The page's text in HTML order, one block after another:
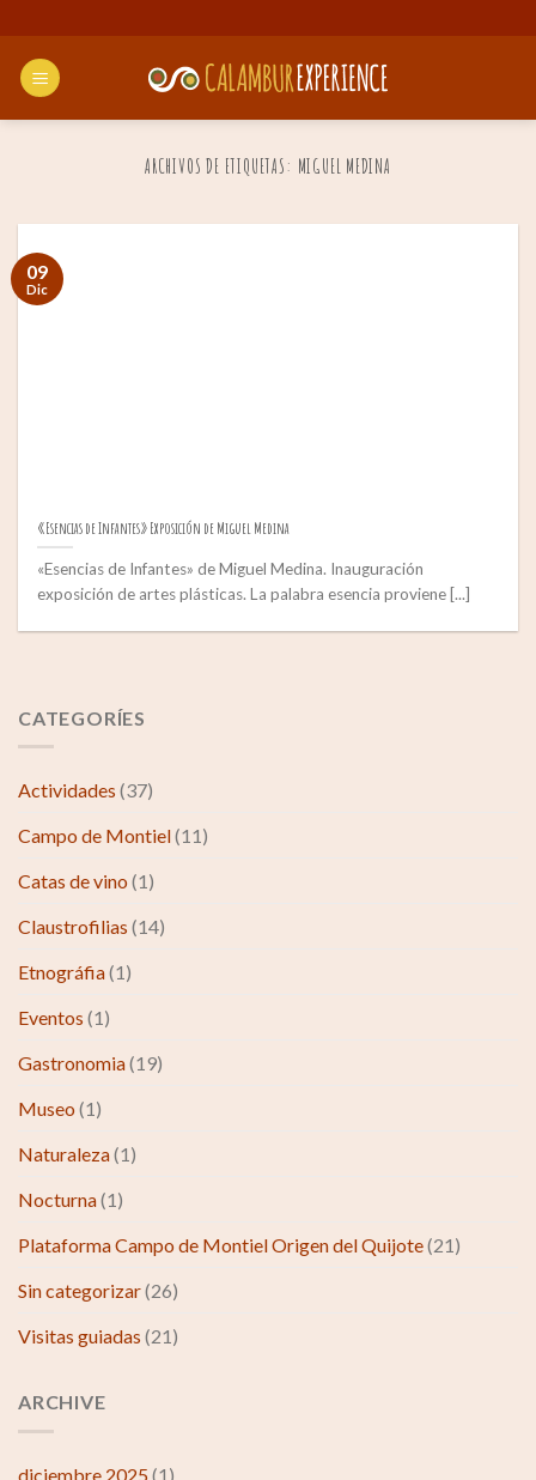
contenido
ARCHIVOS DE ETIQUETAS: MIGUEL MEDINA
«Esencias de Infantes» Exposición de Miguel Medina
«Esencias de Infantes» de Miguel Medina. Inauguración
exposición de artes plásticas. La palabra esencia proviene [...]
09
Dic
CATEGORÍES
Actividades (37)
Campo de Montiel(11)
Catas de vino (1)
Claustrofilias (14)
Etnográfia(1)
Eventos (1)
Gastronomia(19)
Museo (1)
Naturaleza(1)
Nocturna(1)
Plataforma Campo de Montiel Origen del Quijote(21)
Sin categorizar(26)
Visitas guiadas (21)
ARCHIVE
diciembre 2025(1)